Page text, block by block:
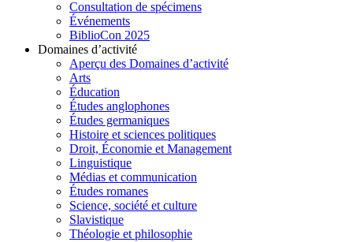
Consultation de spécimens
Événements
BiblioCon 2025
Domaines d’activité
Aperçu des Domaines d’activité
Arts
Éducation
Études anglophones
Études germaniques
Histoire et sciences politiques
Droit, Économie et Management
Linguistique
Médias et communication
Études romanes
Science, société et culture
Slavistique
Théologie et philosophie